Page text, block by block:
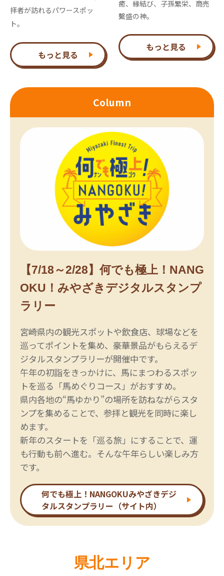
拝者が訪れるパワースポッ
ト。
もっと見る
癒、縁結び、子孫繁栄、商売
繫盛の神。
もっと見る
Column
【7/18～2/28】何でも極上！NANG
OKU！みやざきデジタルスタンプ
ラリー
宮崎県内の観光スポットや飲食店、球場などを
巡ってポイントを集め、豪華景品がもらえるデ
ジタルスタンプラリーが開催中です。
午年の初詣をきっかけに、馬にまつわるスポッ
トを巡る「馬めぐりコース」がおすすめ。
県内各地の“馬ゆかり”の場所を訪ねながらスタ
ンプを集めることで、参拝と観光を同時に楽し
めます。
新年のスタートを「巡る旅」にすることで、運
も行動も前へ進む。そんな午年らしい楽しみ方
です。
何でも極上！NANGOKUみやざきデジ
タルスタンプラリー（サイト内）
県北エリア